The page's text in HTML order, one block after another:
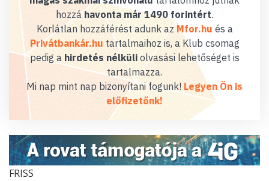
hozzáhavonta már 1490 forintért.
Korlátlan hozzáférést adunk az Mfor.hu és a
Privátbankár.hu tartalmaihoz is, a Klub csomag
pedig a hirdetés nélküliolvasási lehetőséget is
tartalmazza.
Mi nap mint nap bizonyítani fogunk! Legyen Ön is
előfizetőnk!
FRISS